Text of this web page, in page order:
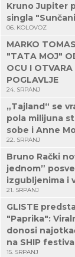
Kruno Jupiter
singla
06. KOLOVOZ
MARKO
"TATA MOJ"
OCU I
POGLAVLJE
24. SRPANJ
„Tajland“ se
pola milijuna
sobe i Anne
22. SRPANJ
Bruno Rački
jednom”
izgubljenima i
21. SRPANJ
GLISTE
"Paprika":
donosi
na SHIP
15. SRPANJ